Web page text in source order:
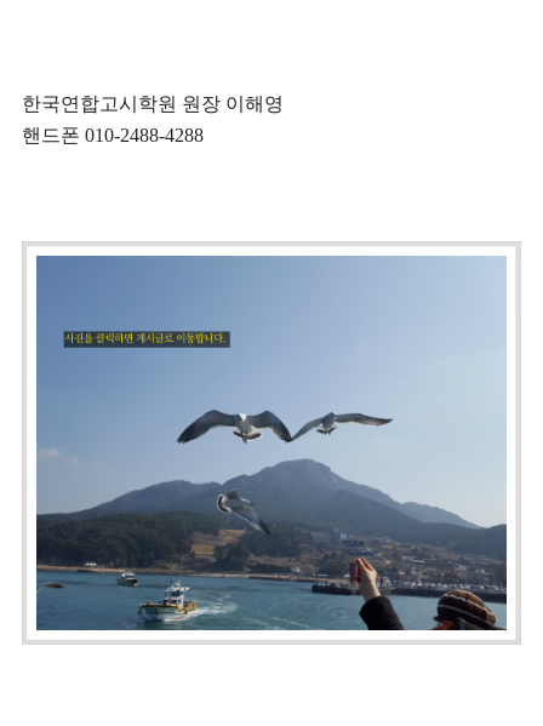
한국연합고시학원 원장 이해영
핸드폰 010-2488-4288